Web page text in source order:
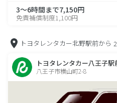
3～6時間まで7,150円
免責補償制度1,100円
トヨタレンタカー北野駅前から
トヨタレンタカー八王子駅
八王子市横山町2-8